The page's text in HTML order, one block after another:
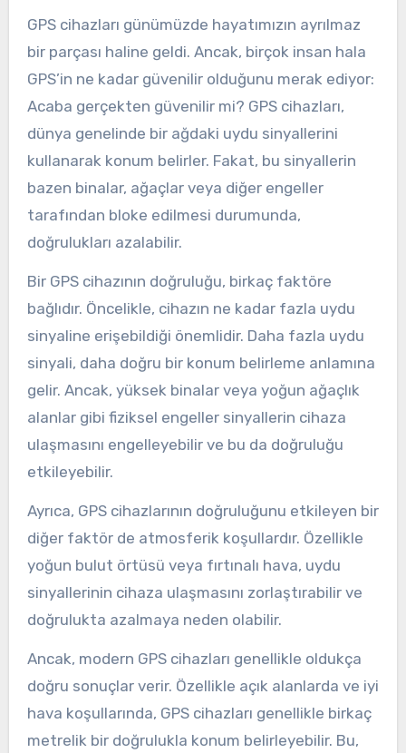
GPS cihazları günümüzde hayatımızın ayrılmaz
bir parçası haline geldi. Ancak, birçok insan hala
GPS’in ne kadar güvenilir olduğunu merak ediyor:
Acaba gerçekten güvenilir mi? GPS cihazları,
dünya genelinde bir ağdaki uydu sinyallerini
kullanarak konum belirler. Fakat, bu sinyallerin
bazen binalar, ağaçlar veya diğer engeller
tarafından bloke edilmesi durumunda,
doğrulukları azalabilir.
Bir GPS cihazının doğruluğu, birkaç faktöre
bağlıdır. Öncelikle, cihazın ne kadar fazla uydu
sinyaline erişebildiği önemlidir. Daha fazla uydu
sinyali, daha doğru bir konum belirleme anlamına
gelir. Ancak, yüksek binalar veya yoğun ağaçlık
alanlar gibi fiziksel engeller sinyallerin cihaza
ulaşmasını engelleyebilir ve bu da doğruluğu
etkileyebilir.
Ayrıca, GPS cihazlarının doğruluğunu etkileyen bir
diğer faktör de atmosferik koşullardır. Özellikle
yoğun bulut örtüsü veya fırtınalı hava, uydu
sinyallerinin cihaza ulaşmasını zorlaştırabilir ve
doğrulukta azalmaya neden olabilir.
Ancak, modern GPS cihazları genellikle oldukça
doğru sonuçlar verir. Özellikle açık alanlarda ve iyi
hava koşullarında, GPS cihazları genellikle birkaç
metrelik bir doğrulukla konum belirleyebilir. Bu,